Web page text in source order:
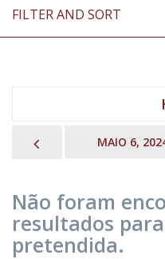
FILTER AND SORT
PREVIOUSMAIO 6,
Não foram
resultados
pretendida.